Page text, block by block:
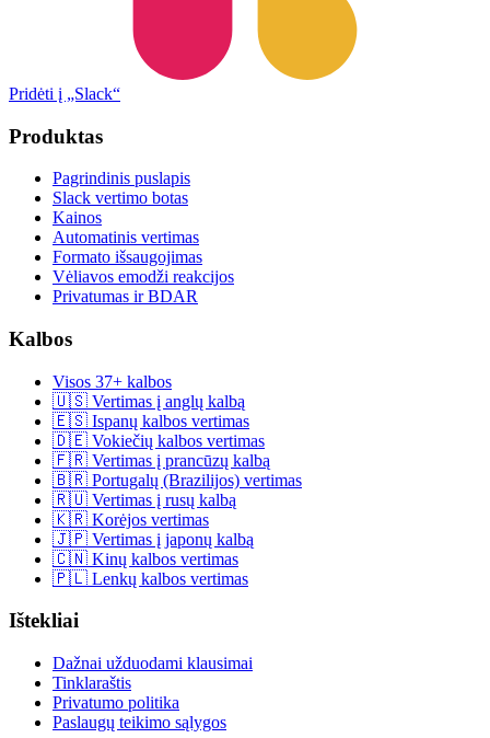
Pridėti į „Slack“
Produktas
Pagrindinis puslapis
Slack vertimo botas
Kainos
Automatinis vertimas
Formato išsaugojimas
Vėliavos emodži reakcijos
Privatumas ir BDAR
Kalbos
Visos 37+ kalbos
🇺🇸 Vertimas į anglų kalbą
🇪🇸 Ispanų kalbos vertimas
🇩🇪 Vokiečių kalbos vertimas
🇫🇷 Vertimas į prancūzų kalbą
🇧🇷 Portugalų (Brazilijos) vertimas
🇷🇺 Vertimas į rusų kalbą
🇰🇷 Korėjos vertimas
🇯🇵 Vertimas į japonų kalbą
🇨🇳 Kinų kalbos vertimas
🇵🇱 Lenkų kalbos vertimas
Ištekliai
Dažnai užduodami klausimai
Tinklaraštis
Privatumo politika
Paslaugų teikimo sąlygos